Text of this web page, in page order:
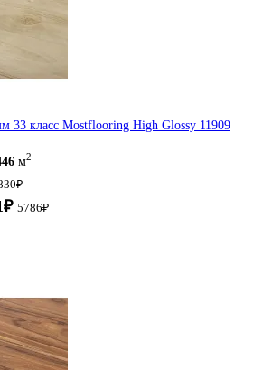
33 класс Mostflooring High Glossy 11909
м2
5786₽